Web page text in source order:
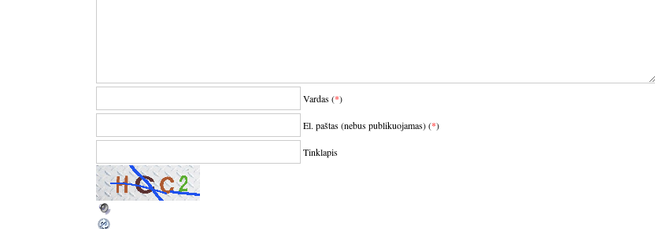
Vardas (*)
El. paštas (nebus publikuojamas) (*)
Tinklapis